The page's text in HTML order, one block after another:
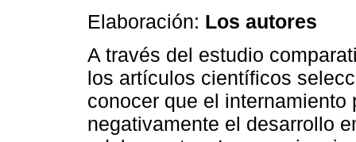
Elaboración: Los autores
A través del estudio
los artículos científicos
conocer que el
negativamente el desarrollo